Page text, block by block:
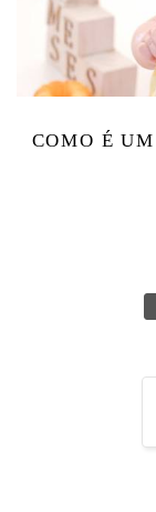
COMO É